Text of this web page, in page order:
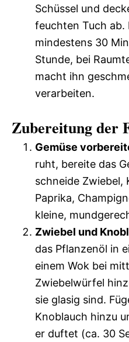
Schüssel und
feuchten Tuch ab.
mindestens 30
Stunde, bei
macht ihn
verarbeiten.
Zubereitung der
Gemüse
ruht, bereite das
schneide Zwiebel,
Paprika,
kleine,
Zwiebel und
das Pflanzenöl in
einem Wok bei
Zwiebelwürfel
sie glasig sind.
Knoblauch hinzu
er duftet (ca. 30